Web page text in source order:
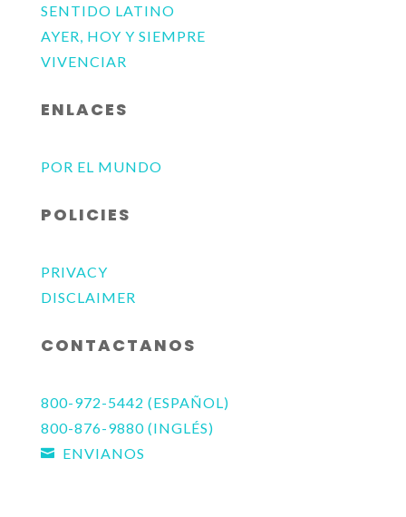
SENTIDO LATINO
AYER, HOY Y SIEMPRE
VIVENCIAR
ENLACES
POR EL MUNDO
POLICIES
PRIVACY
DISCLAIMER
CONTACTANOS
800-972-5442 (ESPAÑOL)
800-876-9880 (INGLÉS)
 ENVIANOS